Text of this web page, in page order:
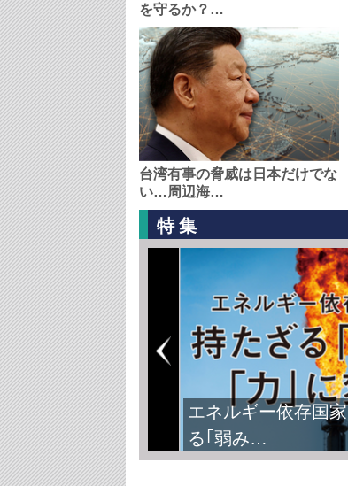
を守るか？…
台湾有事の脅威は日本だけでな
い…周辺海…
特集
エネルギー依存国
る｢弱み…